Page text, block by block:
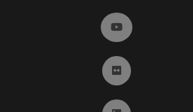
Ir a YouTube
Ir a Flickr (abre